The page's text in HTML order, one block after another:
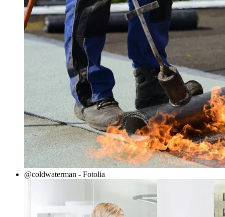
@coldwaterman - Fotolia